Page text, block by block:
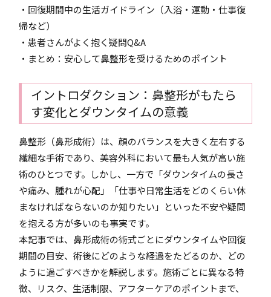
・回復期間中の生活ガイドライン（入浴・運動・仕事復
帰など）
・患者さんがよく抱く疑問Q&A
・まとめ：安心して鼻整形を受けるためのポイント
イントロダクション：鼻整形がもたら
す変化とダウンタイムの意義
鼻整形（鼻形成術）は、顔のバランスを大きく左右する
繊細な手術であり、美容外科において最も人気が高い施
術のひとつです。しかし、一方で「ダウンタイムの長さ
や痛み、腫れが心配」「仕事や日常生活をどのくらい休
まなければならないのか知りたい」といった不安や疑問
を抱える方が多いのも事実です。
本記事では、鼻形成術の術式ごとにダウンタイムや回復
期間の目安、術後にどのような経過をたどるのか、どの
ように過ごすべきかを解説します。施術ごとに異なる特
徴、リスク、生活制限、アフターケアのポイントまで、